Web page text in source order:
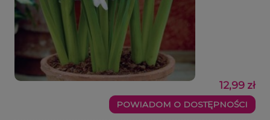
12,99 zł
POWIADOM O DOSTĘPNOŚCI